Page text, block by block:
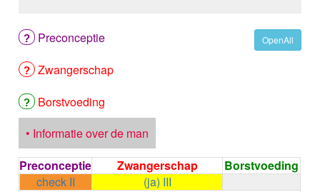
ALGINAAT Na / Na BICARBONAAT / CALCIUM
ALGINEZUUR
ALIROCUMAB
ALITRETINOINE
ALIZAPRIDE
ALLOPURINOL
ALMOTRIPTAN
ALOGLIPTINE benzoaat
OpenAll
Preconceptie
Zwangerschap
Borstvoeding
• Informatie over de man
Preconceptie
Zwangerschap
Borstvoeding
check II
(ja) III